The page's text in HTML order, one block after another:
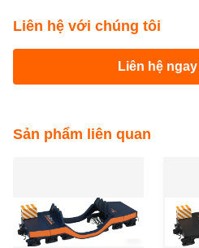
của trang web.
góc điều khiển tối đa
bao nhiêu và tại sao
Cánh tay có thể di
chế,cải thiện tính linh
Các thẻ:
Wagon de mine à
Wagon plat ferroviaire d'une capacité